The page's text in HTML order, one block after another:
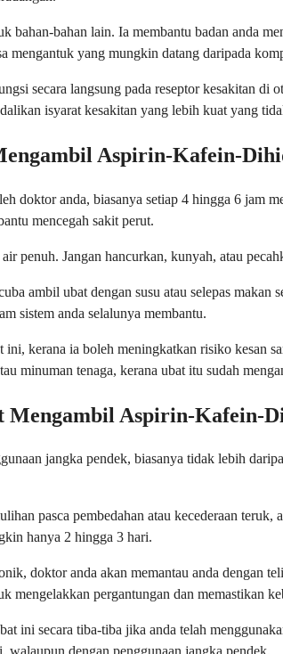
bahan-bahan lain. Ia membantu badan anda
mengantuk yang mungkin datang daripada
secara langsung pada reseptor kesakitan di
isyarat kesakitan yang lebih kuat yang
Aspirin-Kafein-
doktor anda, biasanya setiap 4 hingga 6 jam
mencegah sakit perut.
penuh. Jangan hancurkan, kunyah, atau
ambil ubat dengan susu atau selepas
sistem anda selalunya membantu.
kerana ia boleh meningkatkan risiko kesan
minuman tenaga, kerana ubat itu sudah
Mengambil Aspirin-Kafein-
jangka pendek, biasanya tidak lebih
pasca pembedahan atau kecederaan
hanya 2 hingga 3 hari.
doktor anda akan memantau anda dengan
mengelakkan pergantungan dan memastikan
ini secara tiba-tiba jika anda telah